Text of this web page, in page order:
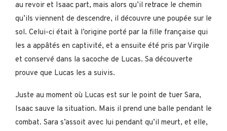
au revoir et Isaac part, mais alors qu’il retrace le chemin
qu’ils viennent de descendre, il découvre une poupée sur le
sol. Celui-ci était à l’origine porté par la fille française qui
les a appâtés en captivité, et a ensuite été pris par Virgile
et conservé dans la sacoche de Lucas. Sa découverte
prouve que Lucas les a suivis.
Juste au moment où Lucas est sur le point de tuer Sara,
Isaac sauve la situation. Mais il prend une balle pendant le
combat. Sara s’assoit avec lui pendant qu’il meurt, et elle,